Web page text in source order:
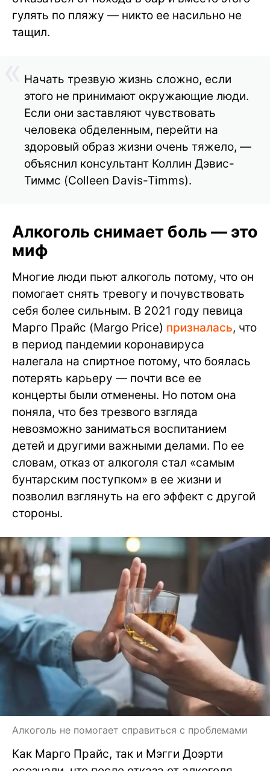
гулять по пляжу — никто ее насильно не
тащил.
Начать трезвую жизнь сложно, если
этого не принимают окружающие люди.
Если они заставляют чувствовать
человека обделенным, перейти на
здоровый образ жизни очень тяжело, —
объяснил консультант Коллин Дэвис-
Тиммс (Colleen Davis-Timms).
Алкоголь снимает боль — это
миф
Многие люди пьют алкоголь потому, что он
помогает снять тревогу и почувствовать
себя более сильным. В 2021 году певица
Марго Прайс (Margo Price) призналась, что
в период пандемии коронавируса
налегала на спиртное потому, что боялась
потерять карьеру — почти все ее
концерты были отменены. Но потом она
поняла, что без трезвого взгляда
невозможно заниматься воспитанием
детей и другими важными делами. По ее
словам, отказ от алкоголя стал «самым
бунтарским поступком» в ее жизни и
позволил взглянуть на его эффект с другой
стороны.
Алкоголь не помогает справиться с проблемами
Как Марго Прайс, так и Мэгги Доэрти